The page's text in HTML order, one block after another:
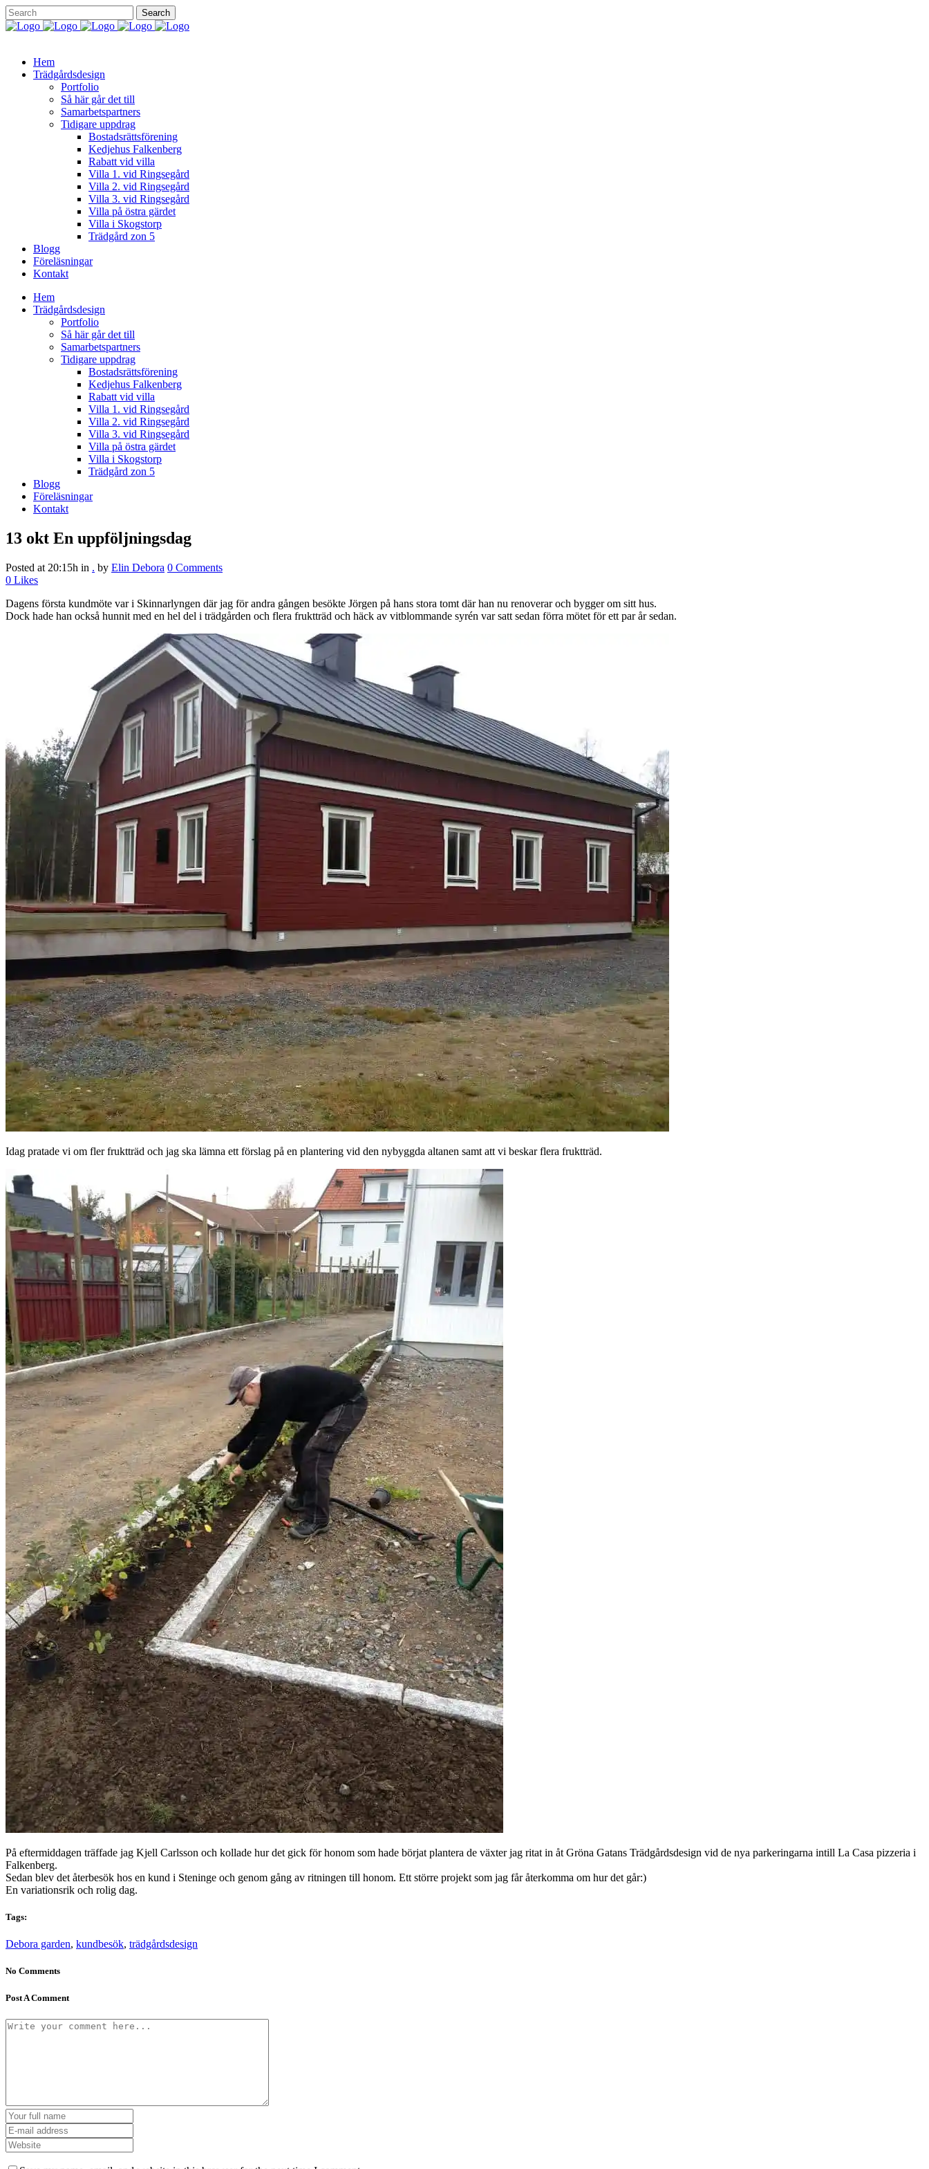
Hem
Trädgårdsdesign
Portfolio
Så här går det till
Samarbetspartners
Tidigare uppdrag
Bostadsrättsförening
Kedjehus Falkenberg
Rabatt vid villa
Villa 1. vid Ringsegård
Villa 2. vid Ringsegård
Villa 3. vid Ringsegård
Villa på östra gärdet
Villa i Skogstorp
Trädgård zon 5
Blogg
Föreläsningar
Kontakt
Hem
Trädgårdsdesign
Portfolio
Så här går det till
Samarbetspartners
Tidigare uppdrag
Bostadsrättsförening
Kedjehus Falkenberg
Rabatt vid villa
Villa 1. vid Ringsegård
Villa 2. vid Ringsegård
Villa 3. vid Ringsegård
Villa på östra gärdet
Villa i Skogstorp
Trädgård zon 5
Blogg
Föreläsningar
Kontakt
13 okt En uppföljningsdag
Posted at 20:15h in . by Elin Debora 0 Comments
0 Likes
Dagens första kundmöte var i Skinnarlyngen där jag för andra gången besökte Jörgen på hans stora tomt där han nu renoverar och bygger om sitt hus.
Dock hade han också hunnit med en hel del i trädgården och flera fruktträd och häck av vitblommande syrén var satt sedan förra mötet för ett par år sedan.
Idag pratade vi om fler fruktträd och jag ska lämna ett förslag på en plantering vid den nybyggda altanen samt att vi beskar flera fruktträd.
På eftermiddagen träffade jag Kjell Carlsson och kollade hur det gick för honom som hade börjat plantera de växter jag ritat in åt Gröna Gatans Trädgårdsdesign vid de nya parkeringarna intill La Casa pizzeria i
Falkenberg.
Sedan blev det återbesök hos en kund i Steninge och genom gång av ritningen till honom. Ett större projekt som jag får återkomma om hur det går:)
En variationsrik och rolig dag.
Tags:
Debora garden, kundbesök, trädgårdsdesign
No Comments
Post A Comment